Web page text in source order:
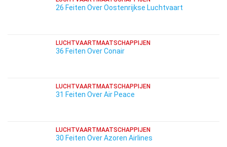
26 Feiten Over Oostenrijkse Luchtvaart
LUCHTVAARTMAATSCHAPPIJEN
36 Feiten Over Conair
LUCHTVAARTMAATSCHAPPIJEN
31 Feiten Over Air Peace
LUCHTVAARTMAATSCHAPPIJEN
30 Feiten Over Azoren Airlines